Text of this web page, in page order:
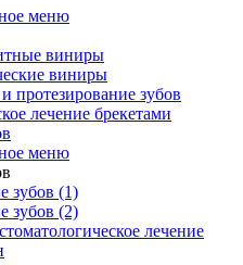
меню
виниры
виниры
протезирование зубов
лечение брекетами
меню
зубов (1)
зубов (2)
лечение